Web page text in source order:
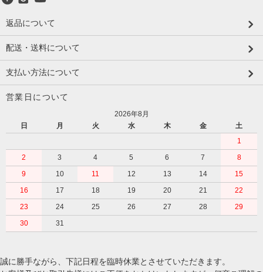
返品について
配送・送料について
支払い方法について
営業日について
2026年8月
日
月 火 水 木 金
土
1
2
3 4 5 6 7
8
9
10 11 12 13 14
15
16
17 18 19 20 21
22
23
24 25 26 27 28
29
30
31
誠に勝手ながら、下記日程を臨時休業とさせていただきます。